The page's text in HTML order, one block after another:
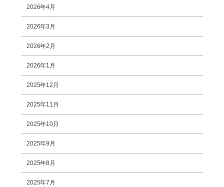
2026年4月
2026年3月
2026年2月
2026年1月
2025年12月
2025年11月
2025年10月
2025年9月
2025年8月
2025年7月